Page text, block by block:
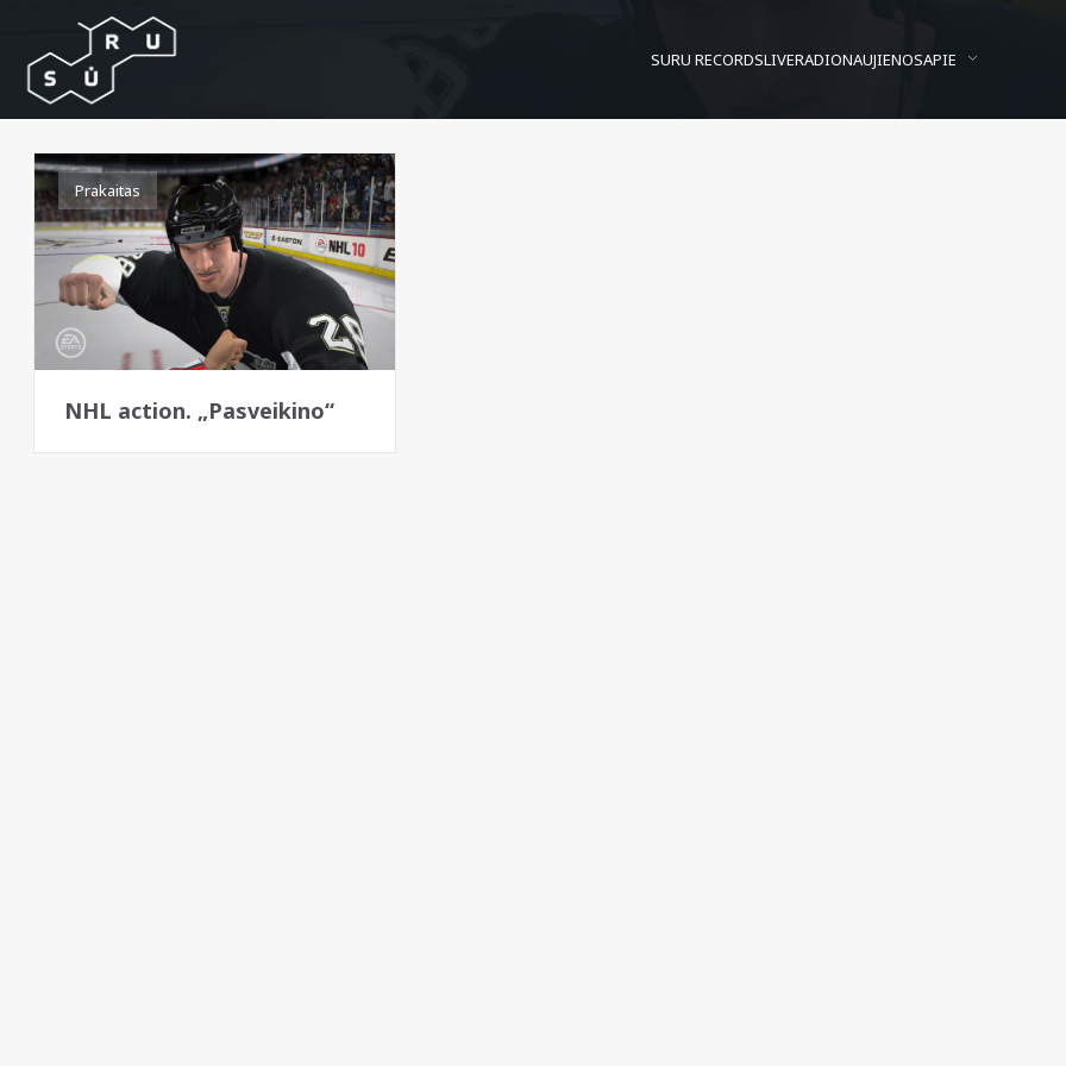
SURU RECORDSLIVERADIONAUJIENOSAPIE
Prakaitas
NHL action. „Pasveikino“